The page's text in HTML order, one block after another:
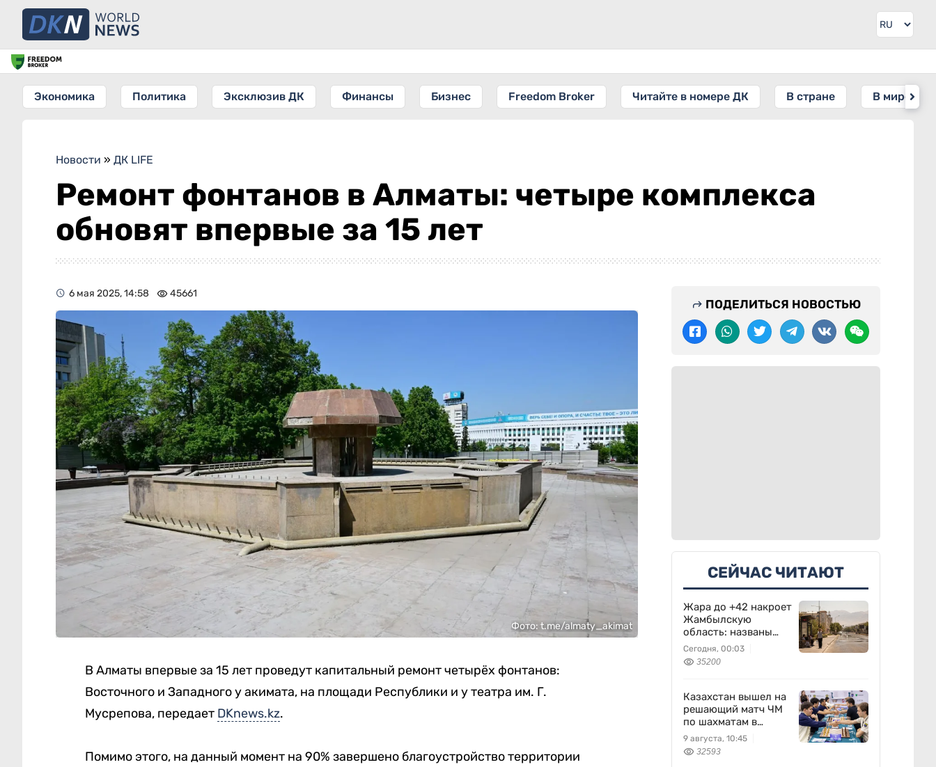
Экономика Политика Эксклюзив ДК Финансы Бизнес Freedom Broker Читайте в номере ДК В стране В мире
Новости » ДК LIFE
Ремонт фонтанов в Алматы: четыре комплекса
обновят впервые за 15 лет
6 мая 2025, 14:58 45661
Фото: t.me/almaty_akimat
В Алматы впервые за 15 лет проведут капитальный ремонт четырёх фонтанов:
Восточного и Западного у акимата, на площади Республики и у театра им. Г.
Мусрепова, передает DKnews.kz.
Помимо этого, на данный момент на 90% завершено благоустройство территории
ПОДЕЛИТЬСЯ НОВОСТЬЮ
СЕЙЧАС ЧИТАЮТ
Жара до +42 накроет
Жамбылскую
область: названы
даты
Сегодня, 00:03
35200
Казахстан вышел на
решающий матч ЧМ
по шахматам в
Алматы
9 августа, 10:45
32593